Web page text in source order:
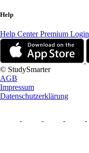
Help
Help CenterPremium Login
© StudySmarter
AGB
Impressum
Datenschutzerklärung